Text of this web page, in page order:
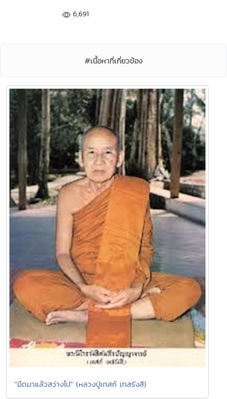
6,691
#เนื้อหาที่เกี่ยวข้อง
"มืดมาแล้วสว่างไป" (หลวงปู่เทสก์ เทสรังสี)